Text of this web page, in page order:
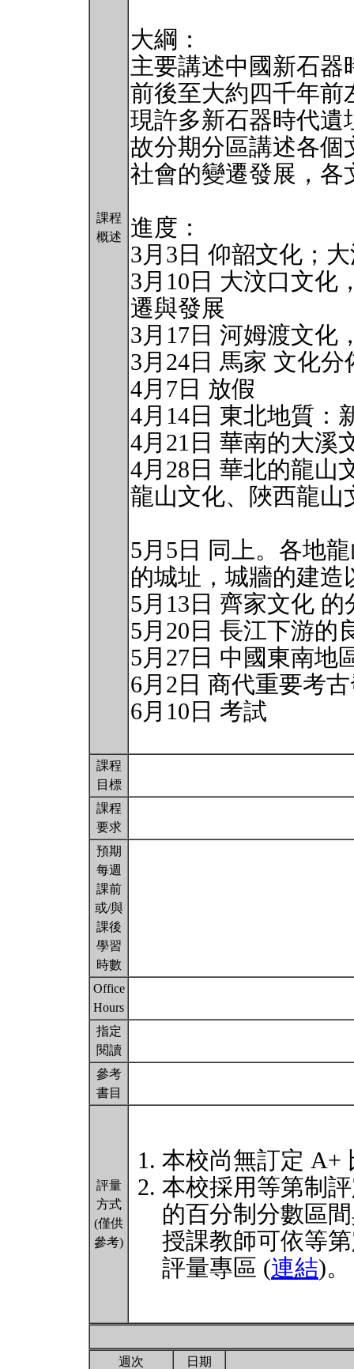
課程
概述
大綱：
主要講述中國新石
前後至大約四千年前
現許多新石器時代遺
故分期分區講述各個
社會的變遷發展，各
進度：
3月3日 仰韶文化；
3月10日 大汶口文化
遷與發展
3月17日 河姆渡文化
3月24日 馬家 文化
4月7日 放假
4月14日 東北地質：
4月21日 華南的大溪
4月28日 華北的龍山
龍山文化、陜西龍山
5月5日 同上。各地
的城址，城牆的建造
5月13日 齊家文化
5月20日 長江下游的
5月27日 中國東南地
6月2日 商代重要考
6月10日 考試
課程
目標
課程
要求
預期
每週
課前
或/與
課後
學習
時數
Office
Hours
指定
閱讀
參考
書目
評量
方式
(僅供
參考)
本校尚無訂定 A+
本校採用等第制
的百分制分數區
授課教師可依等
評量專區 (連結)。
週次 日期